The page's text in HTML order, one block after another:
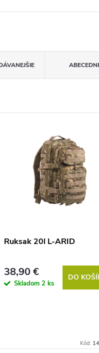
Ruksak 20l L-ARID
38,90 €
Skladom 2 ks
DO
Kód: